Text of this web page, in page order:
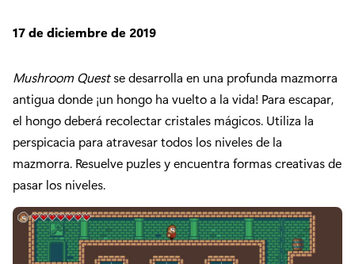
17 de diciembre de 2019
Mushroom Questse desarrolla en una profunda mazmorra
antigua donde ¡un hongo ha vuelto a la vida! Para escapar,
el hongo deberá recolectar cristales mágicos. Utiliza la
perspicacia para atravesar todos los niveles de la
mazmorra. Resuelve puzles y encuentra formas creativas de
pasar los niveles.